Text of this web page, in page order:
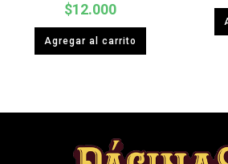
$12.000
Agregar al carrito